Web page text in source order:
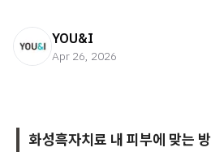
YOU&I
Apr 26, 2026
화성흑자치료 내 피부에 맞는